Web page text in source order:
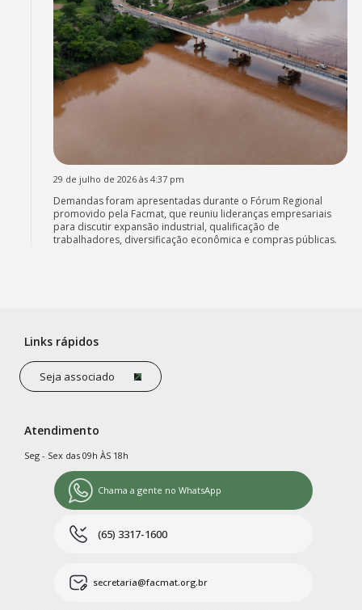
29 de julho de 2026 às 4:37 pm
Demandas foram apresentadas durante o Fórum Regional
promovido pela Facmat, que reuniu lideranças empresariais
para discutir expansão industrial, qualificação de
trabalhadores, diversificação econômica e compras públicas.
Links rápidos
Seja associado
Atendimento
Seg - Sex das 09h ÀS 18h
Chama a gente no WhatsApp
(65) 3317-1600
secretaria@facmat.org.br